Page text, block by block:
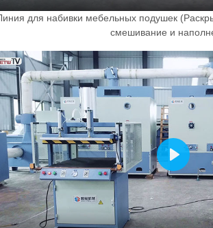
для набивки мебельных подушек
смешивание и
Play